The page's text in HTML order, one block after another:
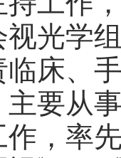
光学
床、
要从
，率